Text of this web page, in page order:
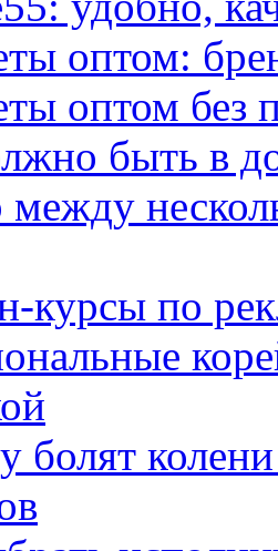
оптом:
оптом без
быть в
курсы по
болят